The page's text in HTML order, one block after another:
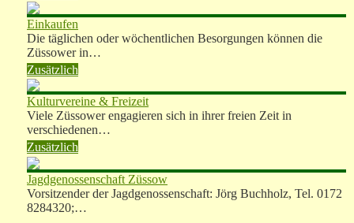
Einkaufen
Die täglichen oder wöchentlichen Besorgungen können die
Züssower in…
Zusätzlich
Kulturvereine & Freizeit
Viele Züssower engagieren sich in ihrer freien Zeit in
verschiedenen…
Zusätzlich
Jagdgenossenschaft Züssow
Vorsitzender der Jagdgenossenschaft: Jörg Buchholz, Tel. 0172
8284320;…